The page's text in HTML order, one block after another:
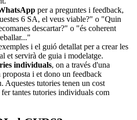
per a preguntes i feedback,
6 SA, el veus viable?" o "Quin
descartar?" o "és coherent
i el guió detallat per a crear les
et servirà de guia i modelatge.
individuals, on a través d'una
i et dono un feedback
Aquestes tutories tenen un cost
tantes tutories individuals com